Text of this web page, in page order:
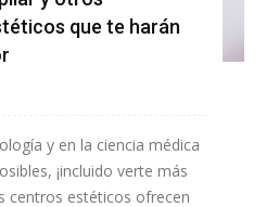
que te harán
y en la ciencia médica
¡incluido verte más
centros estéticos ofrecen